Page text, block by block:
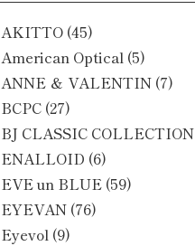
AKITTO (45)
American Optical (5)
ANNE ＆ VALENTIN (7)
BCPC (27)
BJ CLASSIC COLLECTION
ENALLOID (6)
EVE un BLUE (59)
EYEVAN (76)
Eyevol (9)